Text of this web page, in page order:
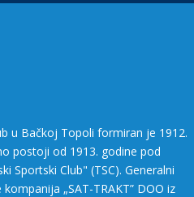
u Bačkoj Topoli formiran je 1912.
postoji od 1913. godine pod
Sportski Club" (TSC). Generalni
„SAT-TRAKT” DOO iz